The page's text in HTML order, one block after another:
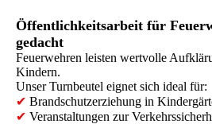
Öffentlichkeitsarbeit für
gedacht
Feuerwehren leisten wertvolle
Kindern.
Unser Turnbeutel eignet sich ideal für:
✔ Brandschutzerziehung in
✔ Veranstaltungen zur